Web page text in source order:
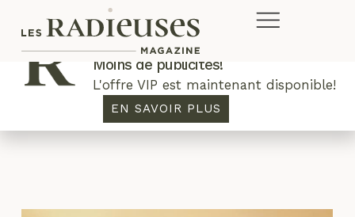
détester
Plus de concours. Plus de rabais.
Moins de publicités!
L'offre VIP est maintenant disponible!
EN SAVOIR PLUS